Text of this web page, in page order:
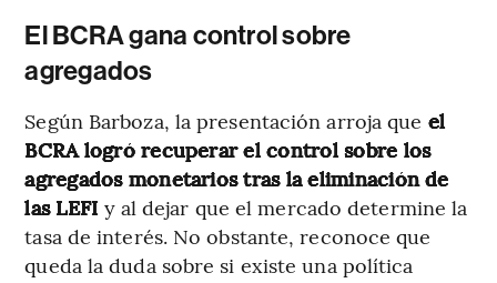
El BCRA gana control sobre
agregados
Según Barboza, la presentación arroja que el
BCRA logró recuperar el control sobre los
agregados monetarios tras la eliminación de
las LEFI y al dejar que el mercado determine la
tasa de interés. No obstante, reconoce que
queda la duda sobre si existe una política